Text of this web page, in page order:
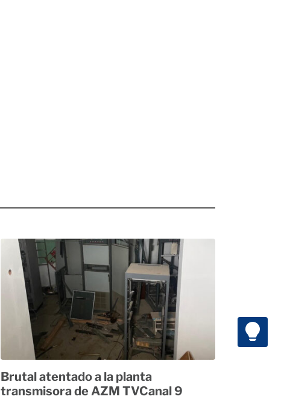
Brutal atentado a la planta
transmisora de AZM TVCanal 9